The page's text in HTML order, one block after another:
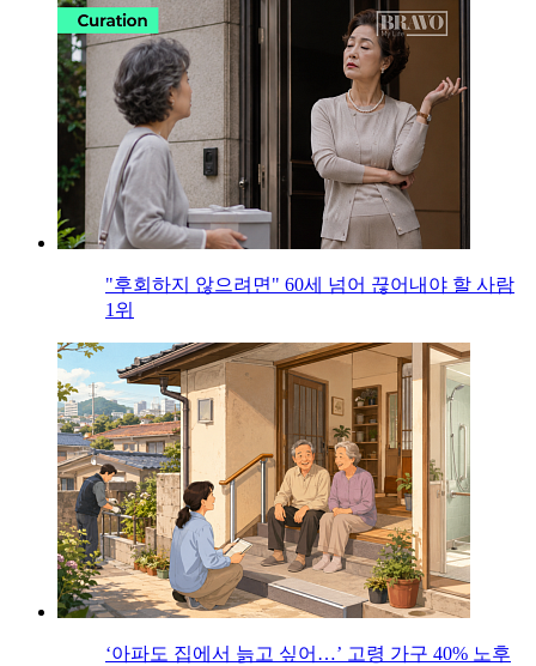
"후회하지 않으려면" 60세 넘어 끊어내야 할 사람
1위
‘아파도 집에서 늙고 싶어…’ 고령 가구 40% 노후